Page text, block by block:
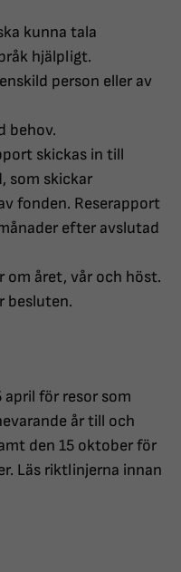
kunna tala
hjälpligt.
person eller av
behov.
skickas in till
som skickar
fonden. Reserapport
efter avslutad
om året, vår och höst.
besluten.
april för resor som
år till och
den 15 oktober för
Läs riktlinjerna innan